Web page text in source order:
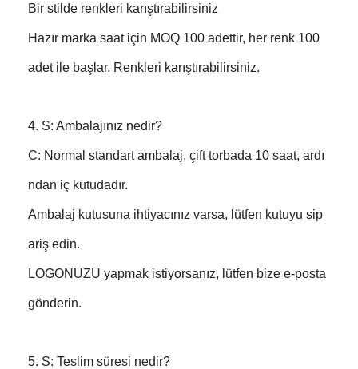
Bir stilde renkleri karıştırabilirsiniz
Hazır marka saat için MOQ 100 adettir, her renk 100
adet ile başlar. Renkleri karıştırabilirsiniz.
4. S: Ambalajınız nedir?
C: Normal standart ambalaj, çift torbada 10 saat, ardı
ndan iç kutudadır.
Ambalaj kutusuna ihtiyacınız varsa, lütfen kutuyu sip
ariş edin.
LOGONUZU yapmak istiyorsanız, lütfen bize e-posta
gönderin.
5. S: Teslim süresi nedir?